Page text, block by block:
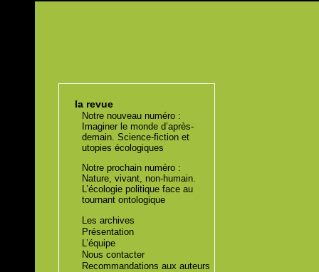
la revue
Notre nouveau numéro :
Imaginer le monde d’après-
demain. Science-fiction et
utopies écologiques
Notre prochain numéro :
Nature, vivant, non-humain.
L’écologie politique face au
tournant ontologique
Les archives
Présentation
L’équipe
Nous contacter
Recommandations aux auteurs